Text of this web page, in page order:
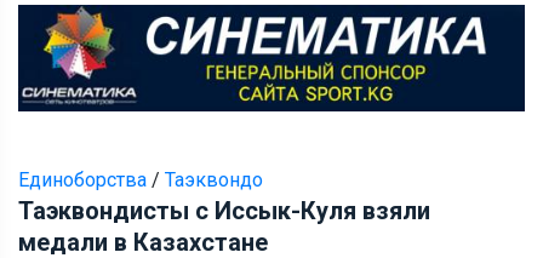
Единоборства / Таэквондо
Таэквондисты с Иссык-Куля взяли
медали в Казахстане